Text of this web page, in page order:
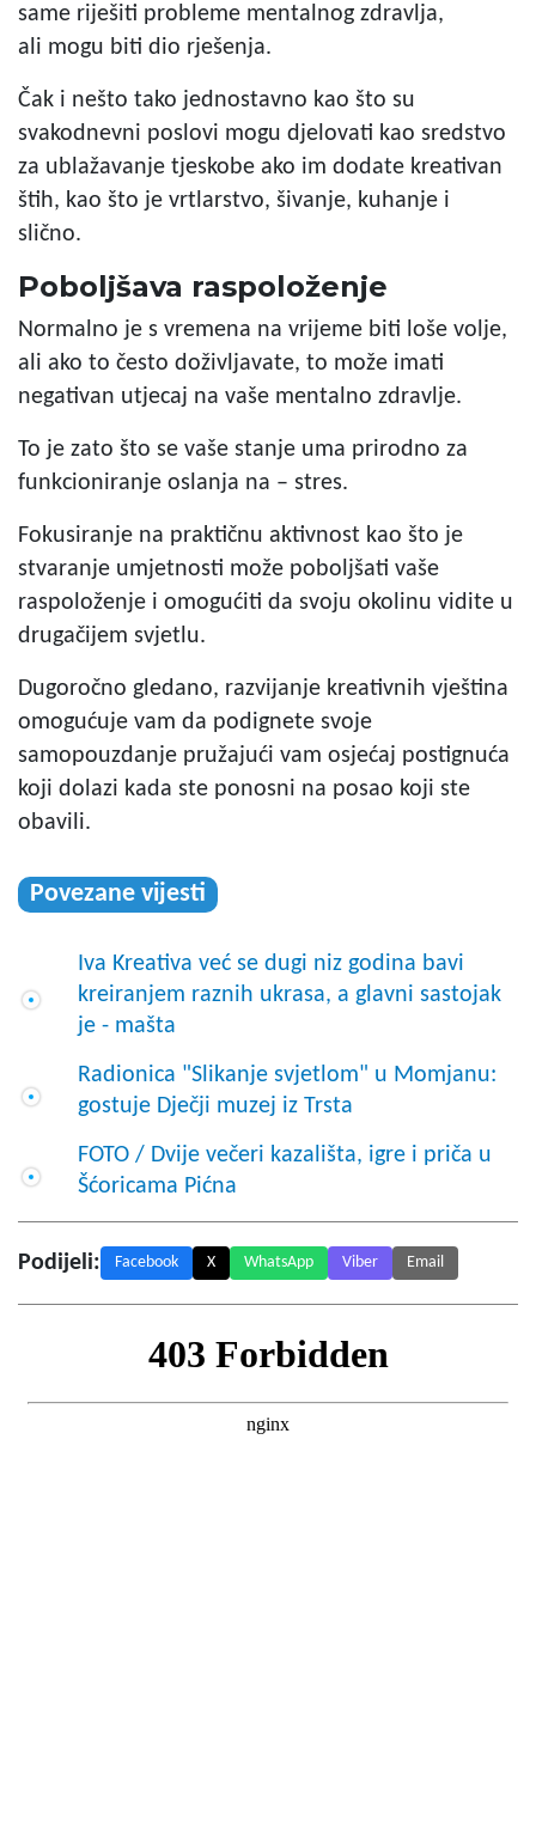
same riješiti probleme mentalnog zdravlja,
ali mogu biti dio rješenja.
Čak i nešto tako jednostavno kao što su
svakodnevni poslovi mogu djelovati kao sredstvo
za ublažavanje tjeskobe ako im dodate kreativan
štih, kao što je vrtlarstvo, šivanje, kuhanje i
slično.
Poboljšava raspoloženje
Normalno je s vremena na vrijeme biti loše volje,
ali ako to često doživljavate, to može imati
negativan utjecaj na vaše mentalno zdravlje.
To je zato što se vaše stanje uma prirodno za
funkcioniranje oslanja na – stres.
Fokusiranje na praktičnu aktivnost kao što je
stvaranje umjetnosti može poboljšati vaše
raspoloženje i omogućiti da svoju okolinu vidite u
drugačijem svjetlu.
Dugoročno gledano, razvijanje kreativnih vještina
omogućuje vam da podignete svoje
samopouzdanje pružajući vam osjećaj postignuća
koji dolazi kada ste ponosni na posao koji ste
obavili.
Povezane vijesti
Iva Kreativa već se dugi niz godina bavi
kreiranjem raznih ukrasa, a glavni sastojak
je - mašta
Radionica "Slikanje svjetlom" u Momjanu:
gostuje Dječji muzej iz Trsta
FOTO / Dvije večeri kazališta, igre i priča u
Šćoricama Pićna
Podijeli: Facebook X WhatsApp Viber Email